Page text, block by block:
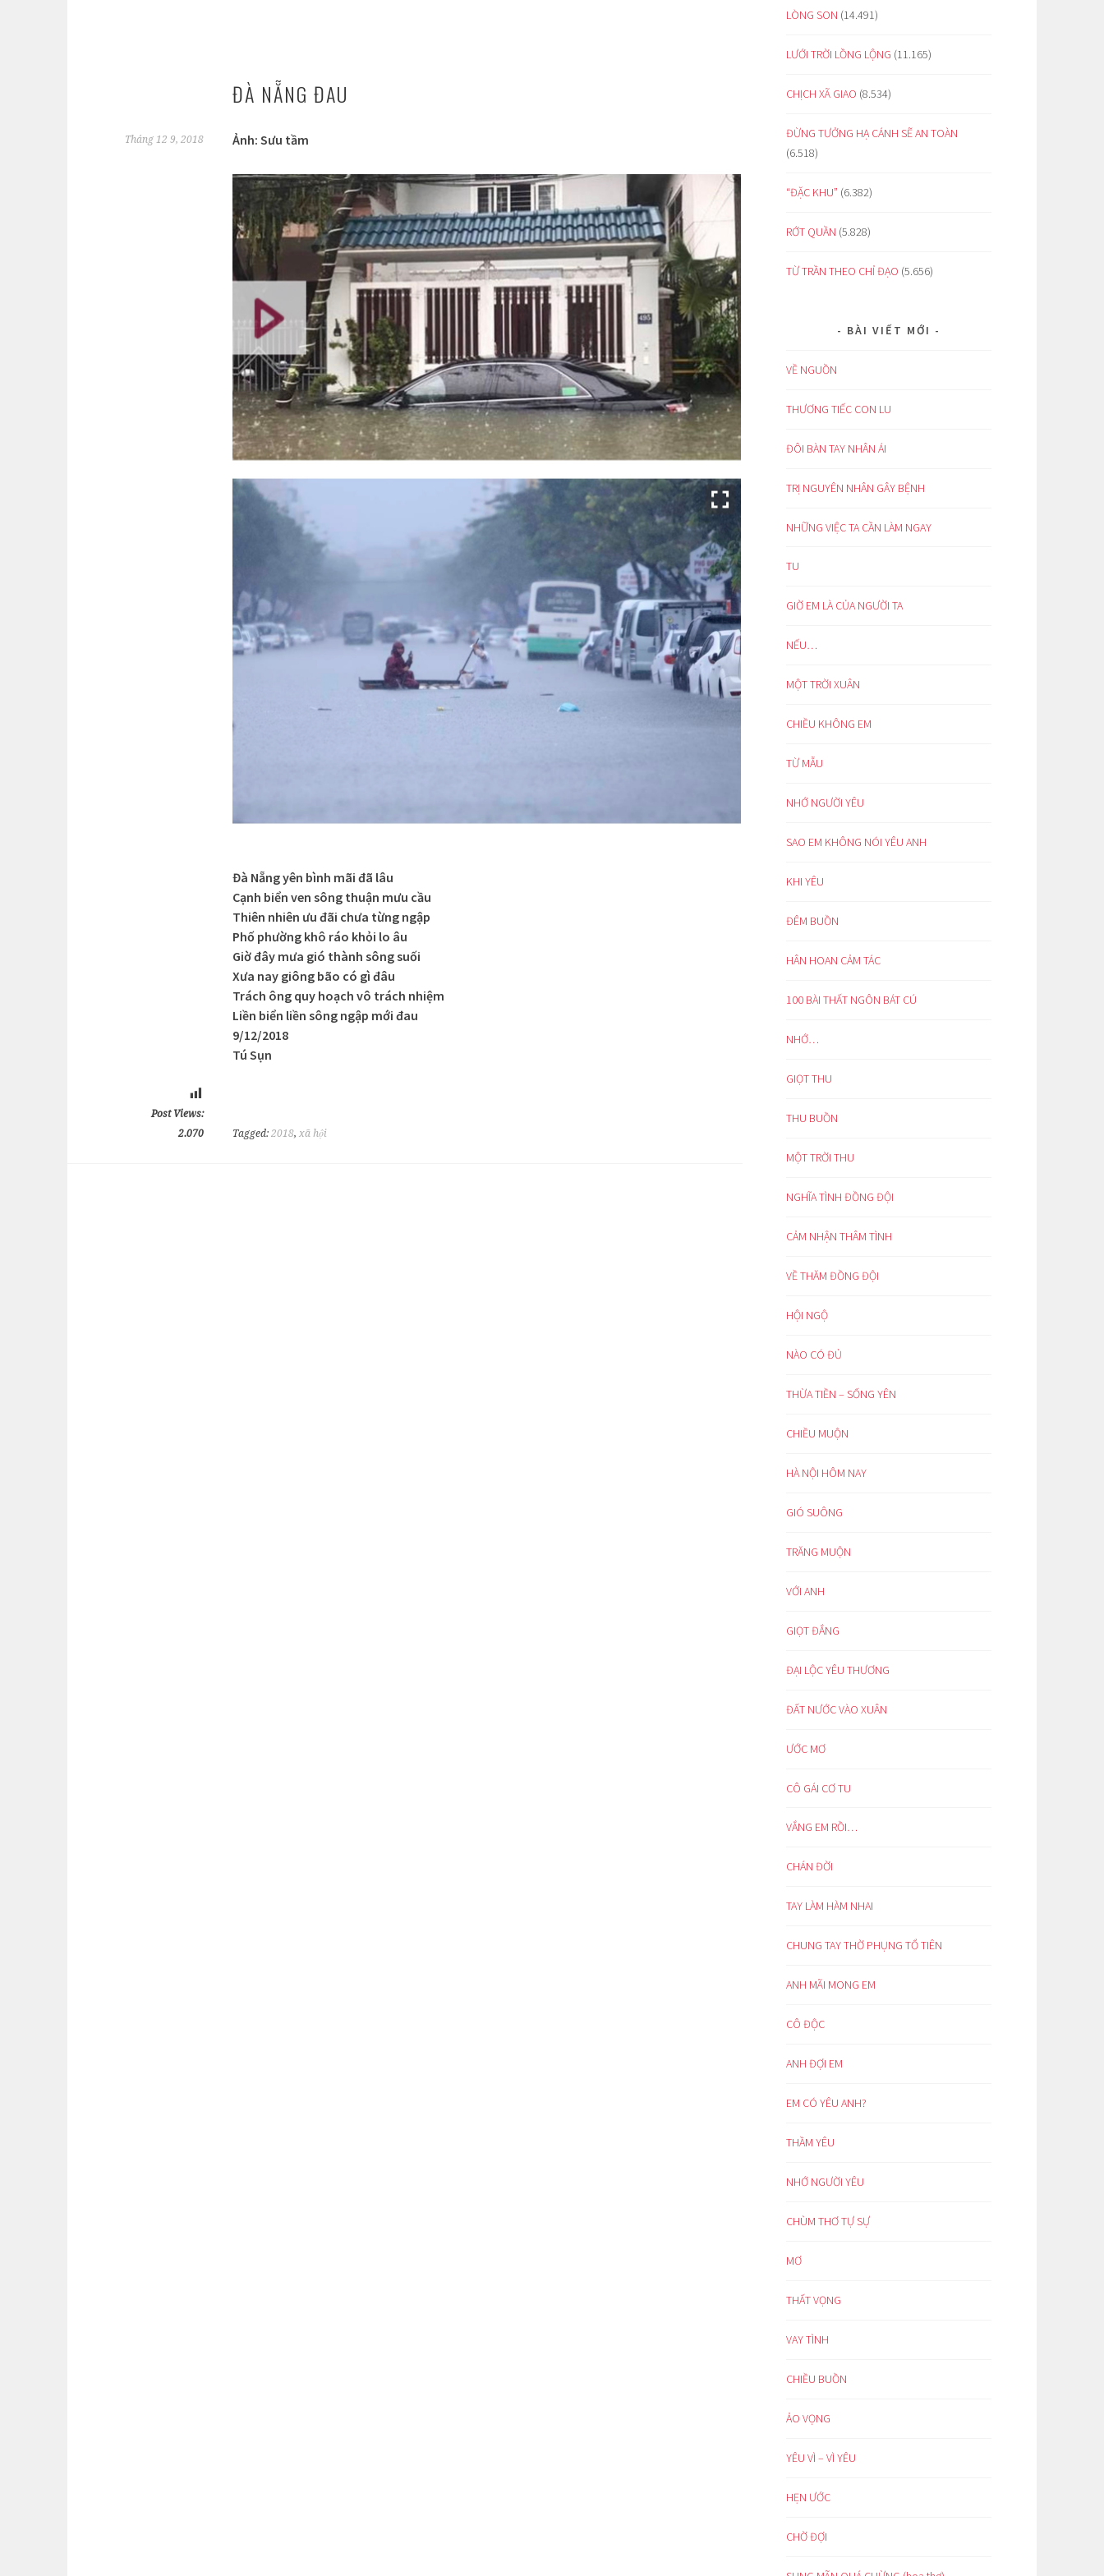
ĐÀ NẴNG ĐAU
Tháng 12 9, 2018 Ảnh: Sưu tầm
Đà Nẵng yên bình mãi đã lâu
Cạnh biển ven sông thuận mưu cầu
Thiên nhiên ưu đãi chưa từng ngập
Phố phường khô ráo khỏi lo âu
Giờ đây mưa gió thành sông suối
Xưa nay giông bão có gì đâu
Trách ông quy hoạch vô trách nhiệm
Liền biển liền sông ngập mới đau
9/12/2018
Tú Sụn
Post Views:
2.070
Tagged: 2018, xã hội
LÒNG SON (14.491)
LƯỚI TRỜI LỒNG LỘNG (11.165)
CHỊCH XÃ GIAO (8.534)
ĐỪNG TƯỞNG HẠ CÁNH SẼ AN TOÀN
(6.518)
“ĐẶC KHU” (6.382)
RỚT QUẦN (5.828)
TỪ TRẦN THEO CHỈ ĐẠO (5.656)
BÀI VIẾT MỚI
VỀ NGUỒN
THƯƠNG TIẾC CON LU
ĐÔI BÀN TAY NHÂN ÁI
TRỊ NGUYÊN NHÂN GÂY BỆNH
NHỮNG VIỆC TA CẦN LÀM NGAY
TU
GIỜ EM LÀ CỦA NGƯỜI TA
NẾU…
MỘT TRỜI XUÂN
CHIỀU KHÔNG EM
TỪ MẪU
NHỚ NGƯỜI YÊU
SAO EM KHÔNG NÓI YÊU ANH
KHI YÊU
ĐÊM BUỒN
HÂN HOAN CẢM TÁC
100 BÀI THẤT NGÔN BÁT CÚ
NHỚ…
GIỌT THU
THU BUỒN
MỘT TRỜI THU
NGHĨA TÌNH ĐỒNG ĐỘI
CẢM NHẬN THÂM TÌNH
VỀ THĂM ĐỒNG ĐỘI
HỘI NGỘ
NÀO CÓ ĐỦ
THỪA TIỀN – SỐNG YÊN
CHIỀU MUỘN
HÀ NỘI HÔM NAY
GIÓ SUÔNG
TRĂNG MUỘN
VỚI ANH
GIỌT ĐẮNG
ĐẠI LỘC YÊU THƯƠNG
ĐẤT NƯỚC VÀO XUÂN
ƯỚC MƠ
CÔ GÁI CƠ TU
VẮNG EM RỒI…
CHÁN ĐỜI
TAY LÀM HÀM NHAI
CHUNG TAY THỜ PHỤNG TỔ TIÊN
ANH MÃI MONG EM
CÔ ĐỘC
ANH ĐỢI EM
EM CÓ YÊU ANH?
THẦM YÊU
NHỚ NGƯỜI YÊU
CHÙM THƠ TỰ SỰ
MƠ
THẤT VỌNG
VAY TÌNH
CHIỀU BUỒN
ẢO VỌNG
YÊU VÌ – VÌ YÊU
HẸN ƯỚC
CHỜ ĐỢI